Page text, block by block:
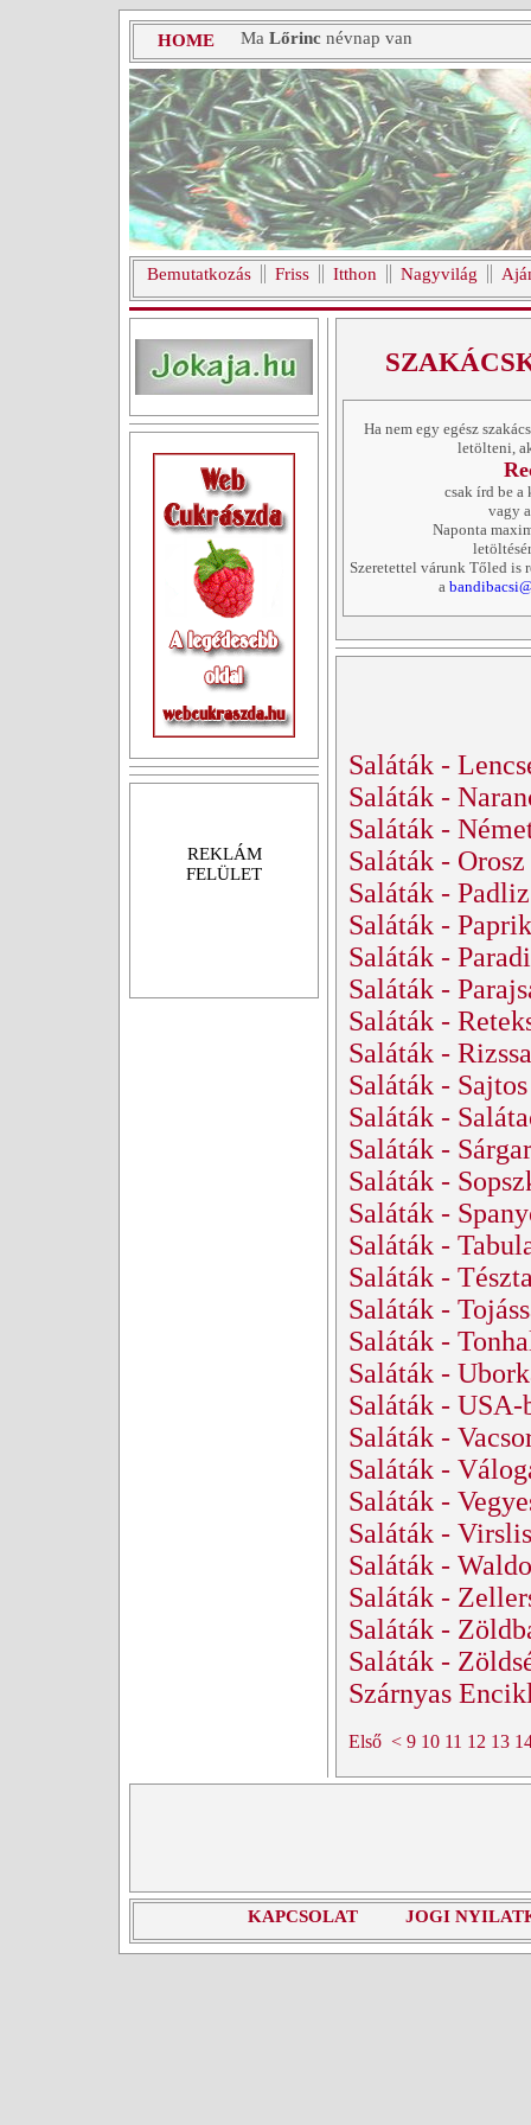
HOME Ma Lőrinc névnap van
Bemutatkozás Friss Itthon Nagyvilág
REKLÁM
FELÜLET
Ha nem egy egész
letölteni,
csak írd be a
vagy
Naponta
Szeretettel várunk Tőled is
a
Saláták -
Saláták -
Saláták -
Saláták -
Saláták -
Saláták -
Saláták -
Saláták -
Saláták -
Saláták -
Saláták -
Saláták -
Saláták -
Saláták -
Saláták -
Saláták -
Saláták -
Saláták -
Saláták -
Saláták -
Saláták -
Saláták -
Saláták -
Saláták -
Saláták -
Saláták -
Saláták -
Saláták -
Saláták -
Szárnyas
Első < 9 10 11 12 13
KAPCSOLAT JOGI